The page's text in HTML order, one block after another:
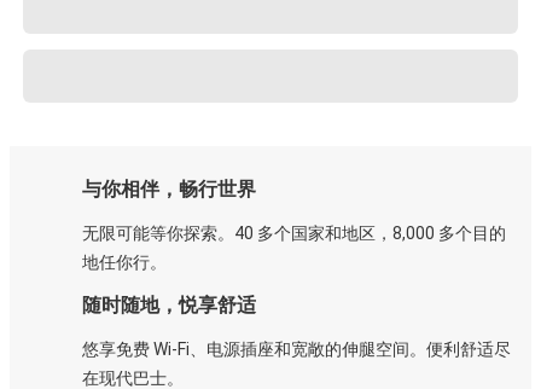
与你相伴，畅行世界
无限可能等你探索。40 多个国家和地区，8,000 多个目的
地任你行。
随时随地，悦享舒适
悠享免费 Wi-Fi、电源插座和宽敞的伸腿空间。便利舒适尽
在现代巴士。